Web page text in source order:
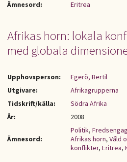
Ämnesord:
Eritrea
Afrikas horn: lokala
med globala
Upphovsperson:
Egerö, Bertil
Utgivare:
Afrikagrupperna
Tidskrift/källa:
Södra Afrika
År:
2008
Ämnesord:
Politik,
Afrikas horn, Våld
konflikter, Eritrea,